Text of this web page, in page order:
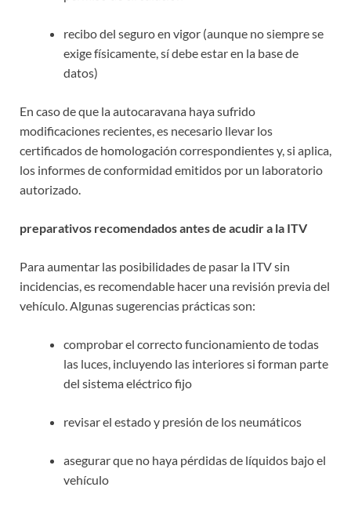
recibo del seguro en vigor (aunque no siempre se
exige físicamente, sí debe estar en la base de
datos)
En caso de que la autocaravana haya sufrido
modificaciones recientes, es necesario llevar los
certificados de homologación correspondientes y, si aplica,
los informes de conformidad emitidos por un laboratorio
autorizado.
preparativos recomendados antes de acudir a la ITV
Para aumentar las posibilidades de pasar la ITV sin
incidencias, es recomendable hacer una revisión previa del
vehículo. Algunas sugerencias prácticas son:
comprobar el correcto funcionamiento de todas
las luces, incluyendo las interiores si forman parte
del sistema eléctrico fijo
revisar el estado y presión de los neumáticos
asegurar que no haya pérdidas de líquidos bajo el
vehículo